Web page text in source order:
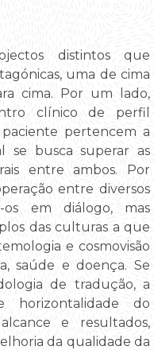
distintos que
uma de cima
cima. Por um lado,
clínico de perfil
pertencem a
se busca superar as
entre ambos. Por
entre diversos
os em diálogo, mas
das culturas a que
e cosmovisão
saúde e doença. Se
de tradução, a
horizontalidade do
e resultados,
da qualidade da